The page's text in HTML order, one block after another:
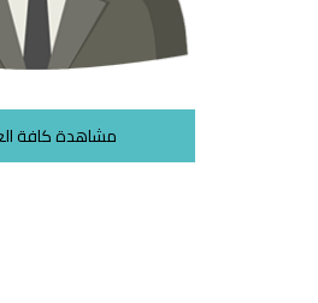
مشاهدة كافة